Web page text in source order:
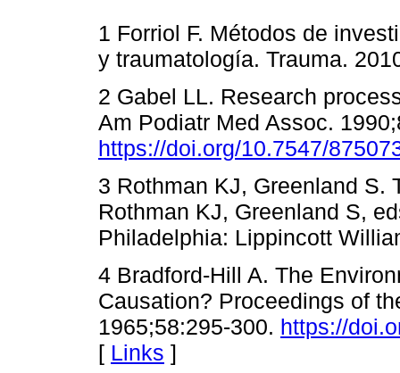
1 Forriol F. Métodos de
y traumatología. Trauma.
2 Gabel LL. Research
Am Podiatr Med Assoc.
https://doi.org/10.7547/
3 Rothman KJ, Greenland S.
Rothman KJ, Greenland S,
Philadelphia: Lippincott
4 Bradford-Hill A. The
Causation? Proceedings of
1965;58:295-300. https://
[ Links ]